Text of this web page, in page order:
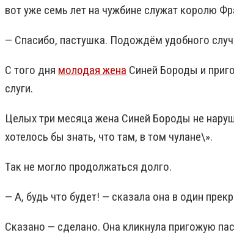
вот уже семь лет на чужбине служат королю
— Спасибо, пастушка. Подождём удобного
С того дня молодая жена Синей Бороды и
слуги.
Целых три месяца жена Синей Бороды не
хотелось бы знать, что там, в том чулане\».
Так не могло продолжаться долго.
— А, будь что будет! — сказала она в один
Сказано — сделано. Она кликнула пригожую